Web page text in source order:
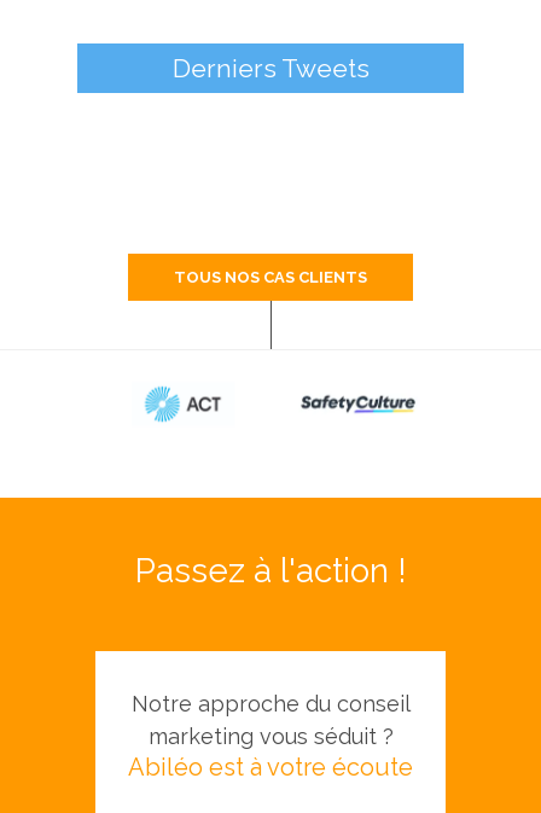
Derniers Tweets
TOUS NOS CAS CLIENTS
Passez à l'action !
Notre approche du conseil
marketing vous séduit ?
Abiléo est à votre écoute